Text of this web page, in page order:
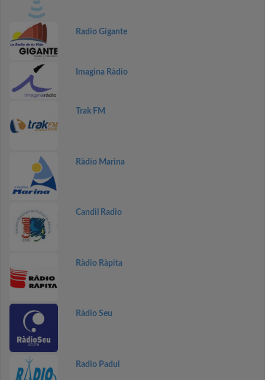
Radio Gigante
Imagina Ràdio
Trak FM
Ràdio Marina
Candil Radio
Ràdio Ràpita
Ràdio Seu
Radio Padul